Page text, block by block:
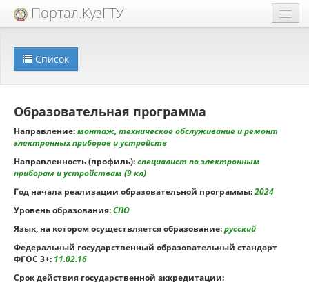
Портал.КузГТУ
Список
Образовательная программа
Направление:монтаж, техническое обслуживание и ремонт
электронных приборов и устройств
Направленность (профиль):специалист по электронным
приборам и устройствам (9 кл)
Год начала реализации образовательной программы:2024
Уровень образования:СПО
Язык, на котором осуществляется образование:русский
Федеральный государственный образовательный стандарт
ФГОС 3+: 11.02.16
Срок действия государственной аккредитации: